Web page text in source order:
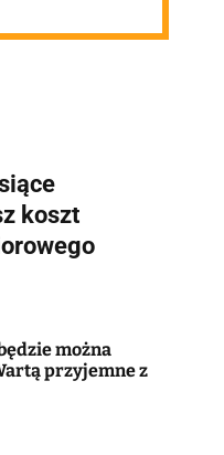
koszt
można
przyjemne z